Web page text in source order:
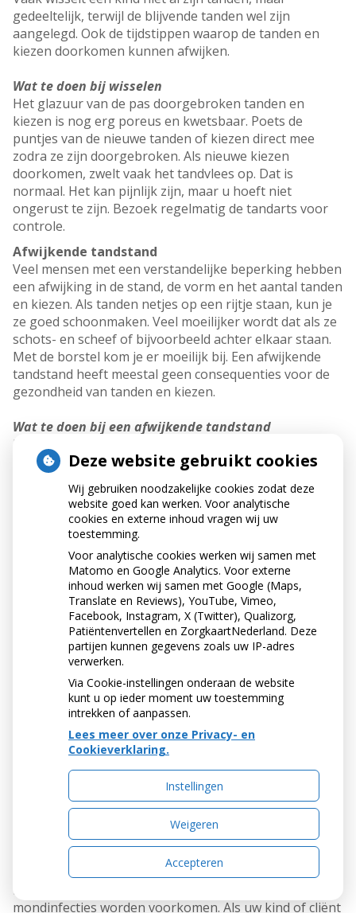
gedeeltelijk, terwijl de blijvende tanden wel zijn
aangelegd. Ook de tijdstippen waarop de tanden en
kiezen doorkomen kunnen afwijken.
Wat te doen bij wisselen
Het glazuur van de pas doorgebroken tanden en
kiezen is nog erg poreus en kwetsbaar. Poets de
puntjes van de nieuwe tanden of kiezen direct mee
zodra ze zijn doorgebroken. Als nieuwe kiezen
doorkomen, zwelt vaak het tandvlees op. Dat is
normaal. Het kan pijnlijk zijn, maar u hoeft niet
ongerust te zijn. Bezoek regelmatig de tandarts voor
controle.
Afwijkende tandstand
Veel mensen met een verstandelijke beperking hebben
een afwijking in de stand, de vorm en het aantal tanden
en kiezen. Als tanden netjes op een rijtje staan, kun je
ze goed schoonmaken. Veel moeilijker wordt dat als ze
schots- en scheef of bijvoorbeeld achter elkaar staan.
Met de borstel kom je er moeilijk bij. Een afwijkende
tandstand heeft meestal geen consequenties voor de
gezondheid van tanden en kiezen.
Wat te doen bij een afwijkende tandstand
Extra aandacht voor mondhygiëne. Let vooral op de
ruimten tussen de tanden en kiezen. Soms kan de
beugel of bijvoorbeeld met implantaten. Ook kan de
tandarts adviseren de tandboog te verkorten (kiezen
trekken) zodat tandenpoetsen makkelijker wordt.
Gebruik van medicijnen
Verschillende medicijnen hebben als bijwerking dat de
speekselklieren worden geremd in de afgifte van
speeksel. Dit zijn vooral medicijnen die gebruikt
worden bij de behandeling tegen hoge bloeddruk
(antihypertensiva), hartritmestoornissen (digoxine,
anti-aritmica) of medicijnen, zoals antidepressiva,
slaap- en plasmiddelen. De medicijnen tasten de
speekselklieren zelf meestal niet aan, maar remmen
alleen de speekselafgifte. Speeksel heeft een smerende
werking bij het spreken, kauwen en slikken. Met
behulp van speeksel kunnen we makkelijker bewegen
met onze wangen, tong en lippen. Met speeksel
bevochtigen we ons voedsel zodanig dat we het
pijnloos kunnen doorslikken. Ook bevochtigt speeksel
het mondslijmvlies, waarmee uitdroging wordt
voorkomen. Bovendien heeft het een reinigende
werking op tanden, kiezen en het mondslijmvlies.
Daarnaast remt speeksel de werking en de groei van
bacteriën en schimmels in de mond, waardoor
mondinfecties worden voorkomen. Als uw kind of cliënt
Deze website gebruikt cookies
Wij gebruiken noodzakelijke cookies zodat deze
website goed kan werken. Voor analytische
cookies en externe inhoud vragen wij uw
toestemming.
Voor analytische cookies werken wij samen met
Matomo en Google Analytics. Voor externe
inhoud werken wij samen met Google (Maps,
Translate en Reviews), YouTube, Vimeo,
Facebook, Instagram, X (Twitter), Qualizorg,
Patiëntenvertellen en ZorgkaartNederland. Deze
partijen kunnen gegevens zoals uw IP-adres
verwerken.
Via Cookie-instellingen onderaan de website
kunt u op ieder moment uw toestemming
intrekken of aanpassen.
Lees meer over onze Privacy- en
Cookieverklaring.
Instellingen
Weigeren
Accepteren